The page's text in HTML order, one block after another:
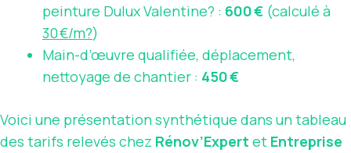
peinture Dulux Valentine? : 600 € (calculé à
30 €/m?)
Main-d’œuvre qualifiée, déplacement,
nettoyage de chantier : 450 €
Voici une présentation synthétique dans un tableau
des tarifs relevés chez Rénov’Expert et Entreprise